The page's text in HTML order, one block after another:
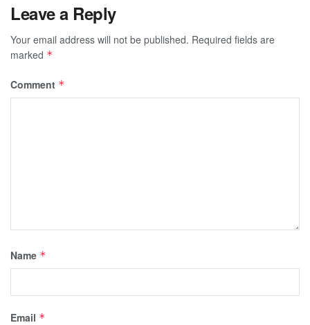
Leave a Reply
Your email address will not be published. Required fields are
marked *
Comment *
Name *
Email *